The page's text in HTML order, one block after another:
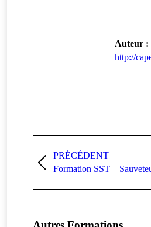
Auteur :
http://
article
PRÉCÉDENT
Article
:
Formation SST –